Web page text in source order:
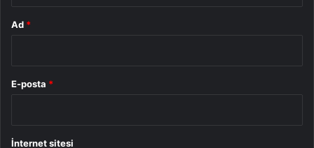
Ad *
E-posta *
İnternet sitesi